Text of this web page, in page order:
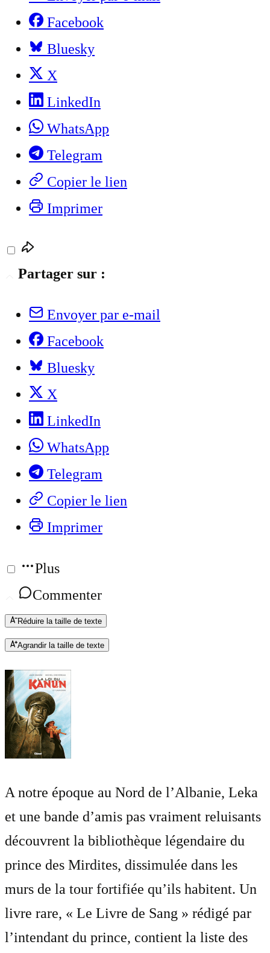
Facebook
Bluesky
X
LinkedIn
WhatsApp
Telegram
Copier le lien
Imprimer
Partager sur :
Envoyer par e-mail
Facebook
Bluesky
X
LinkedIn
WhatsApp
Telegram
Copier le lien
Imprimer
Plus
Commenter
Réduire la taille de texte
Agrandir la taille de texte
A notre époque au Nord de l’Albanie, Leka
et une bande d’amis pas vraiment reluisants
découvrent la bibliothèque légendaire du
prince des Mirdites, dissimulée dans les
murs de la tour fortifiée qu’ils habitent. Un
livre rare, « Le Livre de Sang » rédigé par
l’intendant du prince, contient la liste des